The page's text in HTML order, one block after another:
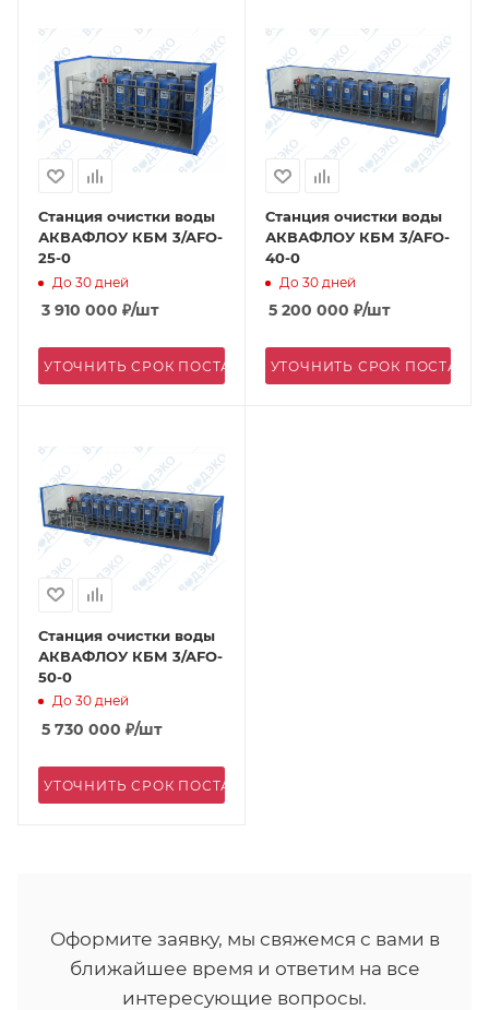
Станция очистки воды
АКВАФЛОУ КБМ 3/AFO-
25-0
До 30 дней
3 910 000 ₽/шт
УТОЧНИТЬ СРОК ПОСТАВКИ
Станция очистки воды
АКВАФЛОУ КБМ 3/AFO-
40-0
До 30 дней
5 200 000 ₽/шт
УТОЧНИТЬ СРОК
Станция очистки воды
АКВАФЛОУ КБМ 3/AFO-
50-0
До 30 дней
5 730 000 ₽/шт
УТОЧНИТЬ СРОК ПОСТАВКИ
Оформите заявку, мы свяжемся с вами в
ближайшее время и ответим на все
интересующие вопросы.